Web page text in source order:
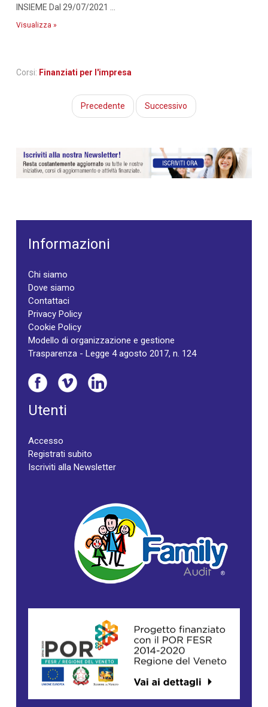
INSIEME Dal 29/07/2021 ...
Visualizza »
Corsi: Finanziati per l'impresa
Precedente Successivo
Informazioni
Chi siamo
Dove siamo
Contattaci
Privacy Policy
Cookie Policy
Modello di organizzazione e gestione
Trasparenza - Legge 4 agosto 2017, n. 124
Utenti
Accesso
Registrati subito
Iscriviti alla Newsletter